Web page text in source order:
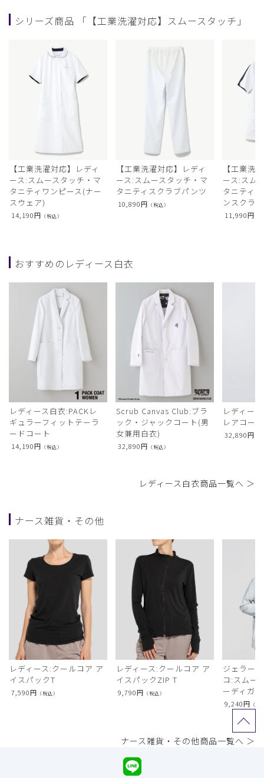
シリーズ商品 「【工業洗濯対応】スムースタッチ」
【工業洗濯対応】レディ
ース:スムースタッチ・マ
タニティワンピース(ナー
スウェア)
14,190円 （税込）
【工業洗濯対応】レディ
ース:スムースタッチ・マ
タニティスクラブパンツ
10,890円 （税込）
【工業洗
ース:スム
タニティ
ンスクラ
11,990円
おすすめのレディース白衣
レディース白衣:PACKレ
ギュラーフィットテーラ
ードコート
14,190円 （税込）
Scrub Canvas Club:ブラ
ック・ジャックコート(男
女兼用白衣)
32,890円 （税込）
レディー
レアコート
32,890円
レディース白衣商品一覧へ ＞
ナース雑貨・その他
レディース:クールコア ア
イスパックT
7,590円 （税込）
レディース:クールコア ア
イスパックZIP T
9,790円 （税込）
ジェラー
コ:スムー
ーディガン
9,240円 （税
ナース雑貨・その他商品一覧へ ＞